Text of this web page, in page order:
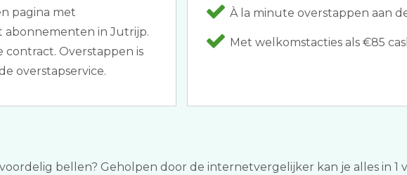
pagina met
abonnementen in Jutrijp.
Overstappen is
overstapservice.
À la minute overstappen aan
Met welkomstacties als €85
bellen? Geholpen door de internetvergelijker kan je alles in 1